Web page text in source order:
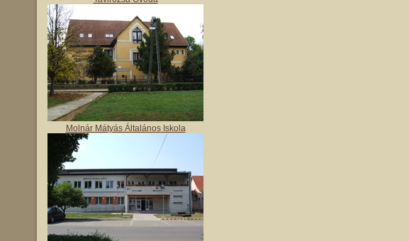
Molnár Mátyás Általános Iskola